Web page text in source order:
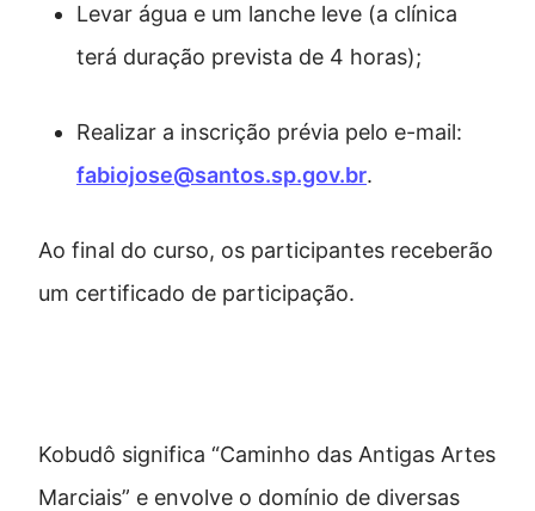
Levar água e um lanche leve (a clínica
terá duração prevista de 4 horas);
Realizar a inscrição prévia pelo e-mail:
fabiojose@santos.sp.gov.br.
Ao final do curso, os participantes receberão
um certificado de participação.
Kobudô significa “Caminho das Antigas Artes
Marciais” e envolve o domínio de diversas